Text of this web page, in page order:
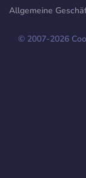
Allgemeine
© 2007-2026